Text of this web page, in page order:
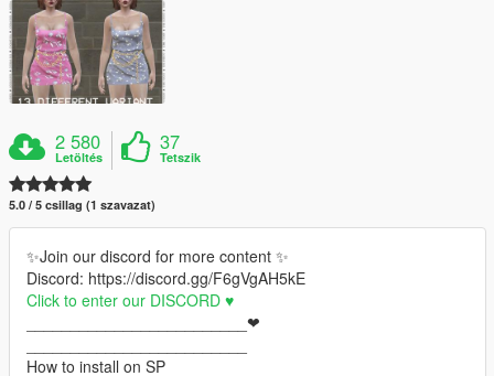
2 580
Letöltés
37
Tetszik
5.0 / 5 csillag (1 szavazat)
✨Join our discord for more content ✨
Discord: https://discord.gg/F6gVgAH5kE
Click to enter our DISCORD ♥
_________________________❤
How to install on SP